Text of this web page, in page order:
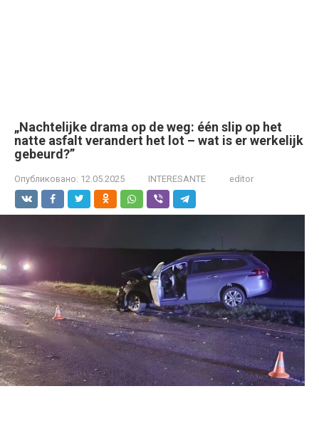
„Nachtelijke drama op de weg: één slip op het
natte asfalt verandert het lot – wat is er werkelijk
gebeurd?”
Опубликовано: 12.05.2025 INTERESANTE editor